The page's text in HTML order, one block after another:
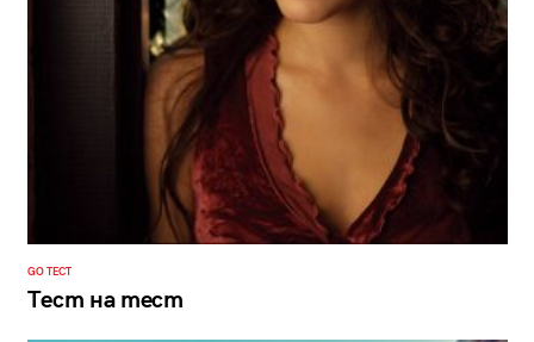
GO ТЕСТ
Тест на тест